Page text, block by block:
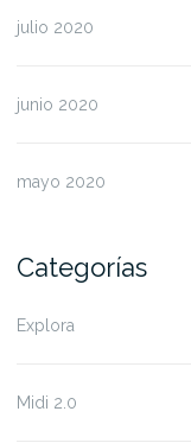
julio 2020
junio 2020
mayo 2020
Categorías
Explora
Midi 2.0